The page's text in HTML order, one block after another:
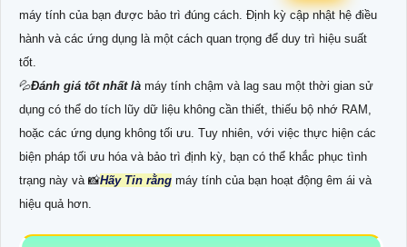
máy tính của bạn được bảo trì đúng cách. Định kỳ cập nhật hệ điều
hành và các ứng dụng là một cách quan trọng để duy trì hiệu suất
tốt.
💦Đánh giá tốt nhất là máy tính chậm và lag sau một thời gian sử
dụng có thể do tích lũy dữ liệu không cần thiết, thiếu bộ nhớ RAM,
hoặc các ứng dụng không tối ưu. Tuy nhiên, với việc thực hiện các
biện pháp tối ưu hóa và bảo trì định kỳ, bạn có thể khắc phục tình
trạng này và 📸Hãy Tin rằng máy tính của bạn hoạt động êm ái và
hiệu quả hơn.